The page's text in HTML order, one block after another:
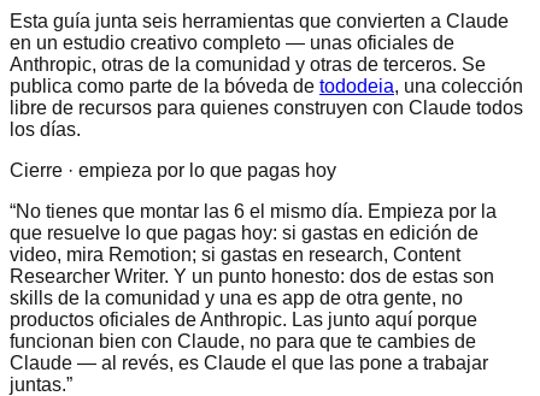
Esta guía junta seis herramientas que convierten a Claude
en un estudio creativo completo — unas oficiales de
Anthropic, otras de la comunidad y otras de terceros. Se
publica como parte de la bóveda de tododeia, una colección
libre de recursos para quienes construyen con Claude todos
los días.
Cierre · empieza por lo que pagas hoy
“No tienes que montar las 6 el mismo día. Empieza por la
que resuelve lo que pagas hoy: si gastas en edición de
video, mira Remotion; si gastas en research, Content
Researcher Writer. Y un punto honesto: dos de estas son
skills de la comunidad y una es app de otra gente, no
productos oficiales de Anthropic. Las junto aquí porque
funcionan bien con Claude, no para que te cambies de
Claude — al revés, es Claude el que las pone a trabajar
juntas.”